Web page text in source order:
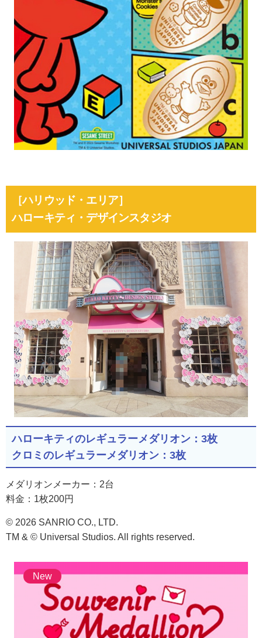
［ハリウッド・エリア］
ハローキティ・デザインスタジオ
ハローキティのレギュラーメダリオン：3枚
クロミのレギュラーメダリオン：3枚
メダリオンメーカー：2台
料金：1枚200円
© 2026 SANRIO CO., LTD.
TM & © Universal Studios. All rights reserved.
New